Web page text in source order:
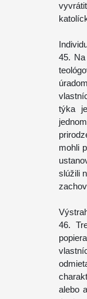
45.
týka
mohli
slúžili
46.
alebo